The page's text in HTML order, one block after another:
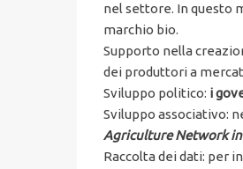
nel settore. In questo
marchio bio.
Supporto nella
dei produttori a
Sviluppo politico: i
Sviluppo associativo:
Agriculture Network
Raccolta dei dati: per